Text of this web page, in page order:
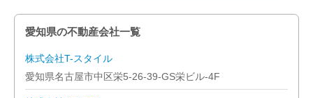
名古屋市天白区
一宮市
愛知県の不動産会社一覧
株式会社T-スタイル
愛知県名古屋市中区栄5-26-39-GS栄ビル-4F